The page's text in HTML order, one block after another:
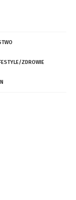
ZDROWIE